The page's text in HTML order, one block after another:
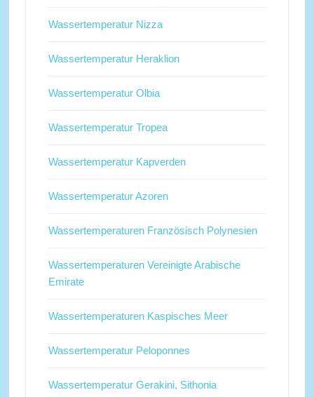
Wassertemperatur Nizza
Wassertemperatur Heraklion
Wassertemperatur Olbia
Wassertemperatur Tropea
Wassertemperatur Kapverden
Wassertemperatur Azoren
Wassertemperaturen Französisch Polynesien
Wassertemperaturen Vereinigte Arabische
Emirate
Wassertemperaturen Kaspisches Meer
Wassertemperatur Peloponnes
Wassertemperatur Gerakini, Sithonia